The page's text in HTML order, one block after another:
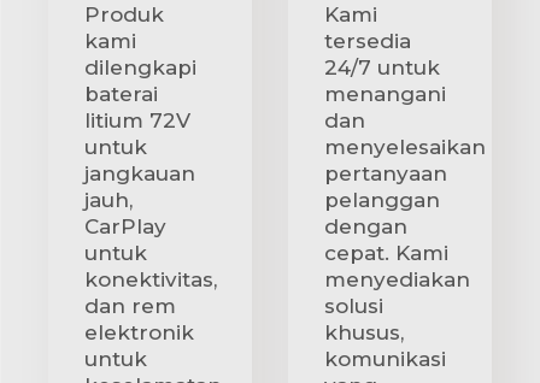
Produk
kami
dilengkapi
baterai
litium 72V
untuk
jangkauan
jauh,
CarPlay
untuk
konektivitas,
dan rem
elektronik
untuk
Kami
tersedia
24/7 untuk
menangani
dan
menyelesaikan
pertanyaan
pelanggan
dengan
cepat. Kami
menyediakan
solusi
khusus,
komunikasi